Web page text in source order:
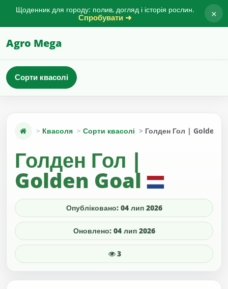
Щоденник для городу: полив, догляд і історія рослин.
Спробувати ➜ ×
Agro Mega
Сорти квасолі
Квасоля Сорти квасолі Голден Гол | Golden
Голден Гол |
Golden Goal
Опубліковано: 04 лип 2026
Оновлено: 04 лип 2026
3